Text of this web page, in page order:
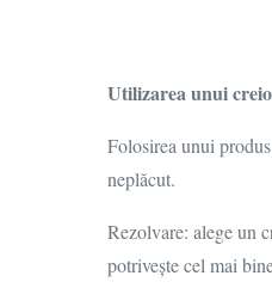
Utilizarea unui
Folosirea unui
neplăcut.
Rezolvare: alege un
potrivește cel mai